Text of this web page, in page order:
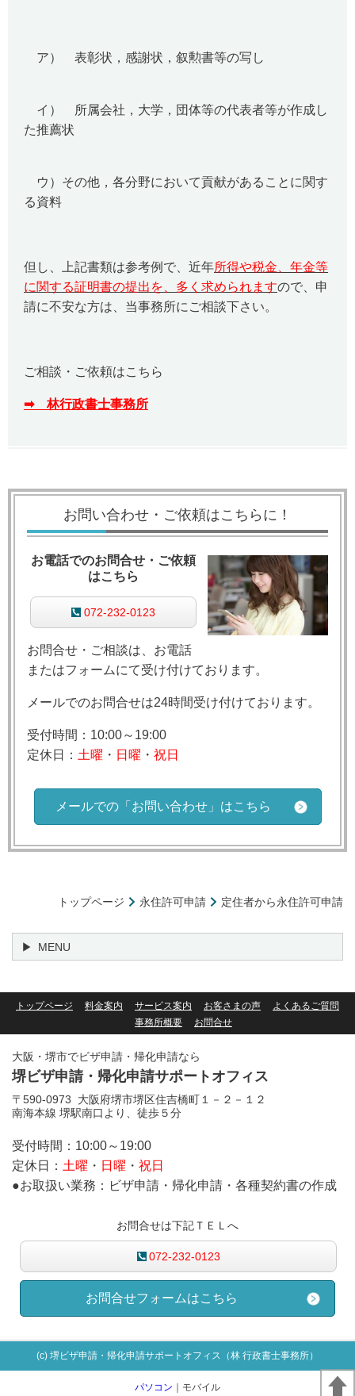
ア） 表彰状，感謝状，叙勲書等の写し
イ） 所属会社，大学，団体等の代表者等が作成し
た推薦状
ウ）その他，各分野において貢献があることに関す
る資料
但し、上記書類は参考例で、近年所得や税金、年金等
に関する証明書の提出を、多く求められますので、申
請に不安な方は、当事務所にご相談下さい。
ご相談・ご依頼はこちら
➡ 林行政書士事務所
お問い合わせ・ご依頼はこちらに！
お電話でのお問合せ・ご依頼
はこちら
072-232-0123
お問合せ・ご相談は、お電話
またはフォームにて受け付けております。
メールでのお問合せは24時間受け付けております。
受付時間：10:00～19:00
定休日： 土曜 ・ 日曜 ・ 祝日
メールでの「お問い合わせ」はこちら
トップページ 永住許可申請 定住者から永住許可申請
MENU
トップページ 料金案内 サービス案内 お客さまの声
よくあるご質問
事務所概要
お問合せ
大阪・堺市でビザ申請・帰化申請なら
堺ビザ申請・帰化申請サポートオフィス
〒590-0973 大阪府堺市堺区住吉橋町１－２－１２
南海本線 堺駅南口より、徒歩５分
受付時間：10:00～19:00
定休日： 土曜 ・ 日曜 ・ 祝日
●お取扱い業務：ビザ申請・帰化申請・各種契約書の作成
お問合せは下記ＴＥＬへ
072-232-0123
お問合せフォームはこちら
(c) 堺ビザ申請・帰化申請サポートオフィス（林 行政書士事務所）
パソコン ｜モバイル